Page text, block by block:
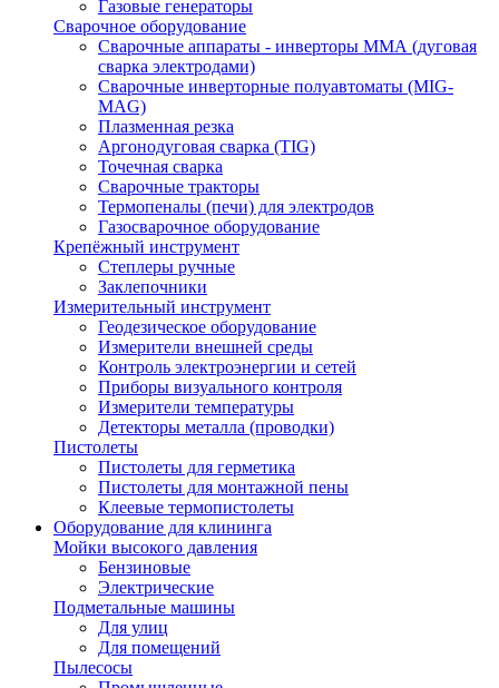
Газовые генераторы
Сварочное оборудование
Сварочные аппараты - инверторы ММА (дуговая
сварка электродами)
Сварочные инверторные полуавтоматы (MIG-
MAG)
Плазменная резка
Аргонодуговая сварка (TIG)
Точечная сварка
Сварочные тракторы
Термопеналы (печи) для электродов
Газосварочное оборудование
Крепёжный инструмент
Степлеры ручные
Заклепочники
Измерительный инструмент
Геодезическое оборудование
Измерители внешней среды
Контроль электроэнергии и сетей
Приборы визуального контроля
Измерители температуры
Детекторы металла (проводки)
Пистолеты
Пистолеты для герметика
Пистолеты для монтажной пены
Клеевые термопистолеты
Оборудование для клининга
Мойки высокого давления
Бензиновые
Электрические
Подметальные машины
Для улиц
Для помещений
Пылесосы